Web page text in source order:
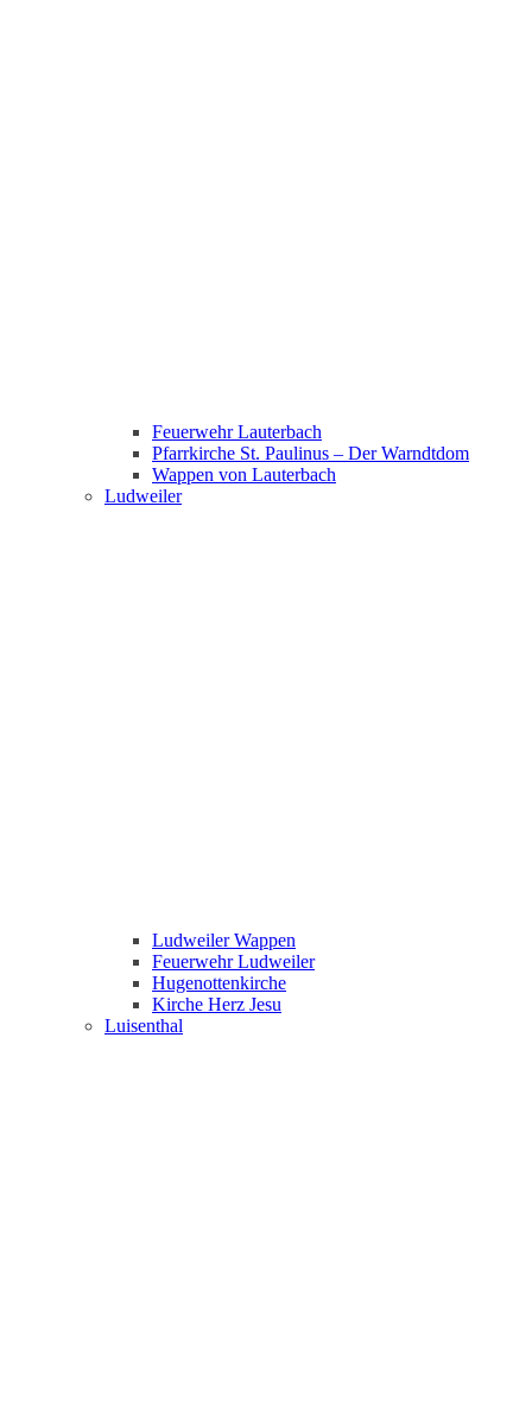
Feuerwehr Lauterbach
Pfarrkirche St. Paulinus – Der Warndtdom
Wappen von Lauterbach
Ludweiler
Ludweiler Wappen
Feuerwehr Ludweiler
Hugenottenkirche
Kirche Herz Jesu
Luisenthal